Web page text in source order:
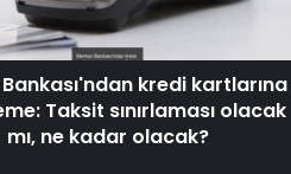
kredi kartlarına
Taksit sınırlaması olacak
mı, ne kadar olacak?